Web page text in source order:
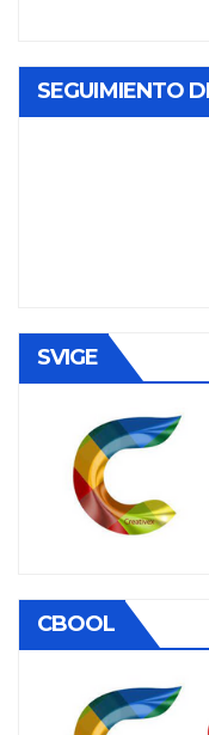
SEGUIMIENTO
SVIGE
CBOOL